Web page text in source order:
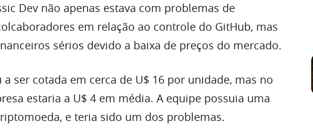
Dev não apenas estava com problemas de
em relação ao controle do GitHub, mas
sérios devido a baixa de preços do mercado.
a ser cotada em cerca de U$ 16 por unidade, mas no
estaria a U$ 4 em média. A equipe possuia uma
e teria sido um dos problemas.